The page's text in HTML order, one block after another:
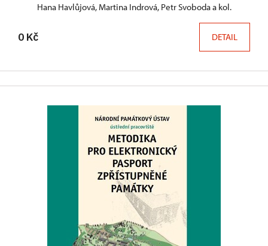
Hana Havlůjová, Martina Indrová, Petr Svoboda a kol.
0 Kč DETAIL